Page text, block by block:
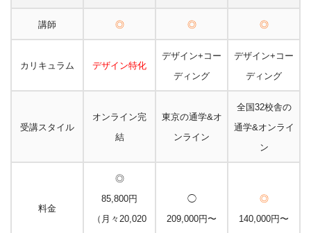
講師 ◎ ◎ ◎
カリキュラム デザイン特化
デザイン+コー
ディング
デザイン+コー
ディング
受講スタイル
オンライン完
結
東京の通学&オ
ンライン
全国32校舎の
通学&オンライ
ン
料金
◎
85,800円
（月々20,020
◯
209,000円〜
◎
140,000円〜